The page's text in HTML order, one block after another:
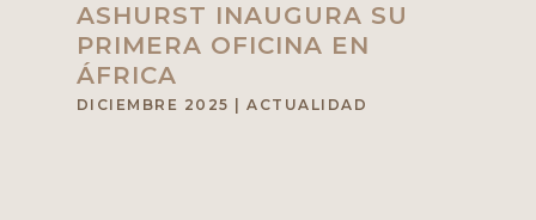
ASHURST INAUGURA SU
PRIMERA OFICINA EN
ÁFRICA
DICIEMBRE 2025 |ACTUALIDAD